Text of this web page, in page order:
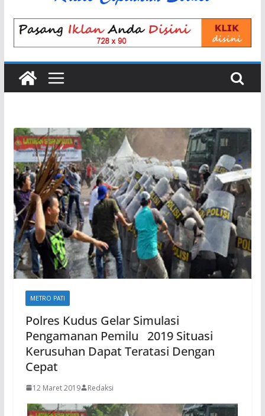
METRO PATI
Polres Kudus Gelar Simulasi
Pengamanan Pemilu 2019 Situasi
Kerusuhan Dapat Teratasi Dengan
Cepat
12 Maret 2019 Redaksi